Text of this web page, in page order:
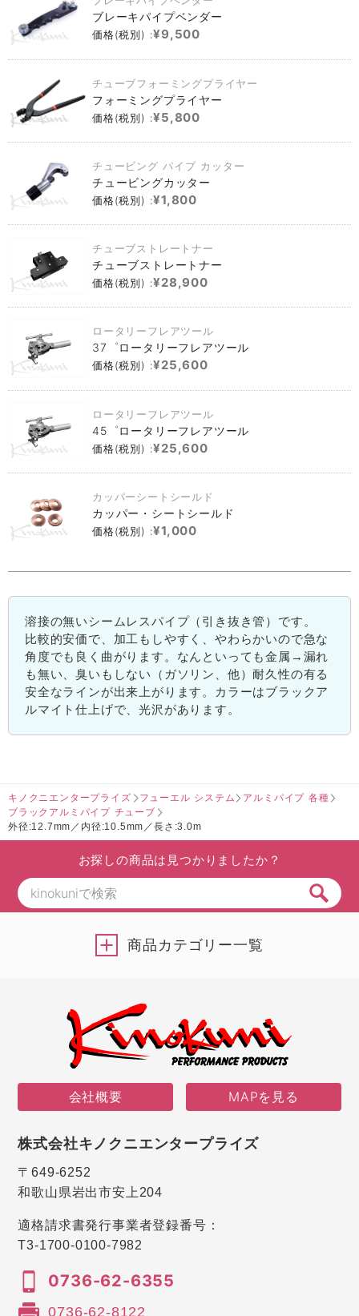
ブレーキパイプベンダー
価格(税別) :¥9,500
チューブフォーミングプライヤー
フォーミングプライヤー
価格(税別) :¥5,800
チュービング パイプ カッター
チュービングカッター
価格(税別) :¥1,800
チューブストレートナー
チューブストレートナー
価格(税別) :¥28,900
ロータリーフレアツール
37゜ロータリーフレアツール
価格(税別) :¥25,600
ロータリーフレアツール
45゜ロータリーフレアツール
価格(税別) :¥25,600
カッパーシートシールド
カッパー・シートシールド
価格(税別) :¥1,000
溶接の無いシームレスパイプ（引き抜き管）です。
比較的安価で、加工もしやすく、やわらかいので急な
角度でも良く曲がります。なんといっても金属→漏れ
も無い、臭いもしない（ガソリン、他）耐久性の有る
安全なラインが出来上がります。カラーはブラックア
ルマイト仕上げで、光沢があります。
キノクニエンタープライズ フューエル システム
アルミパイプ 各種
ブラックアルミパイプ チューブ
外径:12.7mm／内径:10.5mm／長さ:3.0m
お探しの商品は見つかりましたか？
商品カテゴリー一覧
会社概要 MAPを見る
株式会社キノクニエンタープライズ
〒649-6252
和歌山県岩出市安上204
適格請求書発行事業者登録番号：
T3-1700-0100-7982
0736-62-6355
0736-62-8122